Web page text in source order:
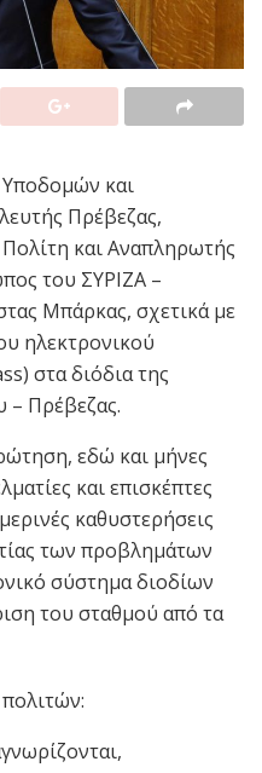
και
Πρέβεζας,
και Αναπληρωτής
του ΣΥΡΙΖΑ –
Μπάρκας, σχετικά με
ηλεκτρονικού
στα διόδια της
– Πρέβεζας.
εδώ και μήνες
και επισκέπτες
καθυστερήσεις
των προβλημάτων
σύστημα διοδίων
του σταθμού από τα